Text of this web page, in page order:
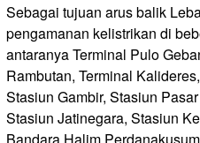
Sebagai tujuan arus balik
pengamanan kelistrikan di
antaranya Terminal Pulo
Rambutan, Terminal
Stasiun Gambir, Stasiun
Stasiun Jatinegara, Stasiun
Bandara Halim